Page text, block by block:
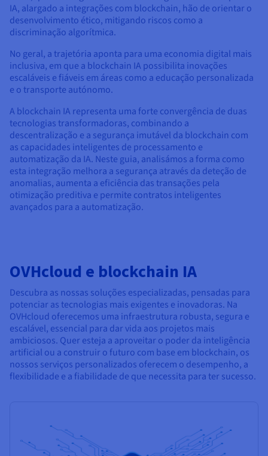
IA, alargado a integrações com blockchain, hão de orientar o
desenvolvimento ético, mitigando riscos como a
discriminação algorítmica.
No geral, a trajetória aponta para uma economia digital mais
inclusiva, em que a blockchain IA possibilita inovações
escaláveis e fiáveis em áreas como a educação personalizada
e o transporte autónomo.
A blockchain IA representa uma forte convergência de duas
tecnologias transformadoras, combinando a
descentralização e a segurança imutável da blockchain com
as capacidades inteligentes de processamento e
automatização da IA. Neste guia, analisámos a forma como
esta integração melhora a segurança através da deteção de
anomalias, aumenta a eficiência das transações pela
otimização preditiva e permite contratos inteligentes
avançados para a automatização.
OVHcloud e blockchain IA
Descubra as nossas soluções especializadas, pensadas para
potenciar as tecnologias mais exigentes e inovadoras. Na
OVHcloud oferecemos uma infraestrutura robusta, segura e
escalável, essencial para dar vida aos projetos mais
ambiciosos. Quer esteja a aproveitar o poder da inteligência
artificial ou a construir o futuro com base em blockchain, os
nossos serviços personalizados oferecem o desempenho, a
flexibilidade e a fiabilidade de que necessita para ter sucesso.